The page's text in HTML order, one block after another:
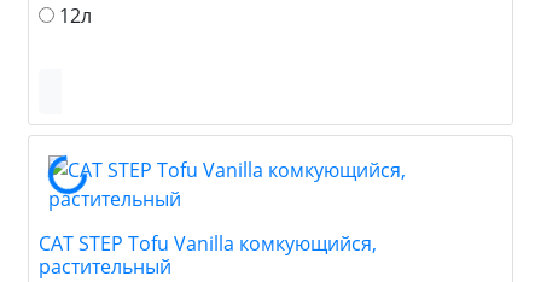
12л
CAT STEP Tofu Vanilla комкующийся,
растительный